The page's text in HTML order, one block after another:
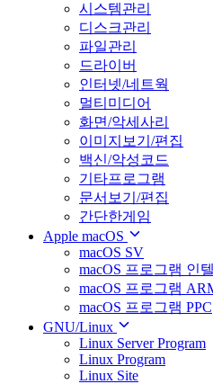
시스템관리
디스크관리
파일관리
드라이버
인터넷/네트웍
멀티미디어
화면/악세사리
이미지보기/편집
백신/악성코드
기타프로그램
문서보기/편집
간단한게임
Apple macOS
macOS SV
macOS 프로그램 인
macOS 프로그램
macOS 프로그램 PPC
GNU/Linux
Linux Server Program
Linux Program
Linux Site